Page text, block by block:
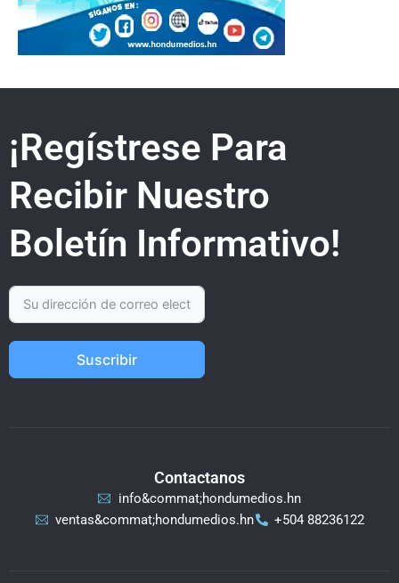
¡Regístrese Para
Recibir Nuestro
Boletín Informativo!
Suscribir
Contactanos
info&commat;hondumedios.hn
ventas&commat;hondumedios.hn
+504 88236122